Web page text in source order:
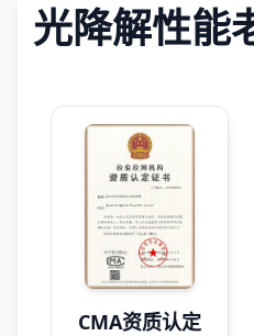
光降解性能
CMA资质认定